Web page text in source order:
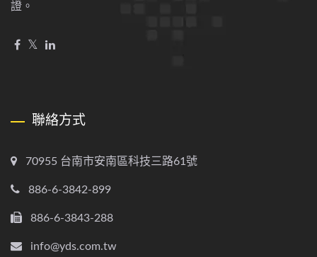
證。
聯絡方式
70955 台南市安南區科技三路61號
886-6-3842-899
886-6-3843-288
info@yds.com.tw